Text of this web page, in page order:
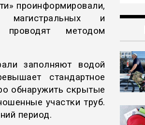
проинформировали,
магистральных и
проводят методом
заполняют водой
стандартное
обнаружить скрытые
участки труб.
период.